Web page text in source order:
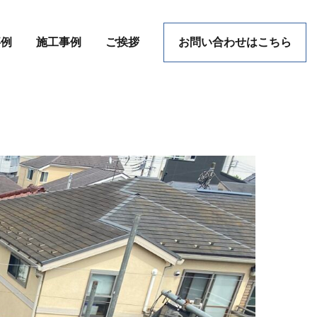
施工事例 ご挨拶 お問い合わせはこちら